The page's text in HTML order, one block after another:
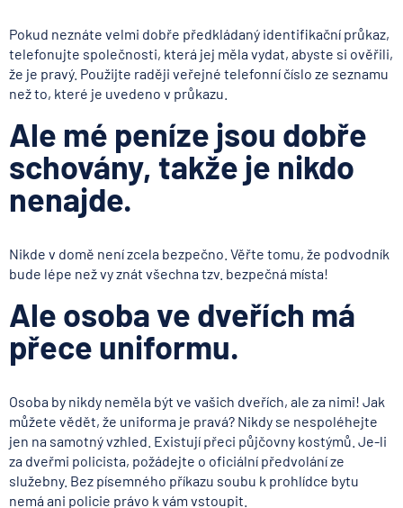
Pokud neznáte velmi dobře předkládaný identifikační průkaz,
telefonujte společnosti, která jej měla vydat, abyste si ověřili,
že je pravý. Použijte raději veřejné telefonní číslo ze seznamu
než to, které je uvedeno v průkazu.
Ale mé peníze jsou dobře
schovány, takže je nikdo
nenajde.
Nikde v domě není zcela bezpečno. Věřte tomu, že podvodník
bude lépe než vy znát všechna tzv. bezpečná místa!
Ale osoba ve dveřích má
přece uniformu.
Osoba by nikdy neměla být ve vašich dveřích, ale za nimi! Jak
můžete vědět, že uniforma je pravá? Nikdy se nespoléhejte
jen na samotný vzhled. Existují přeci půjčovny kostýmů. Je-li
za dveřmi policista, požádejte o oficiální předvolání ze
služebny. Bez písemného příkazu soubu k prohlídce bytu
nemá ani policie právo k vám vstoupit.